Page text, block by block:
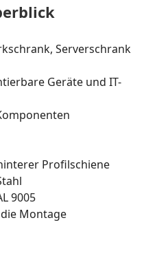
Serverschrank
Geräte und IT-
Profilschiene
9005
Montage